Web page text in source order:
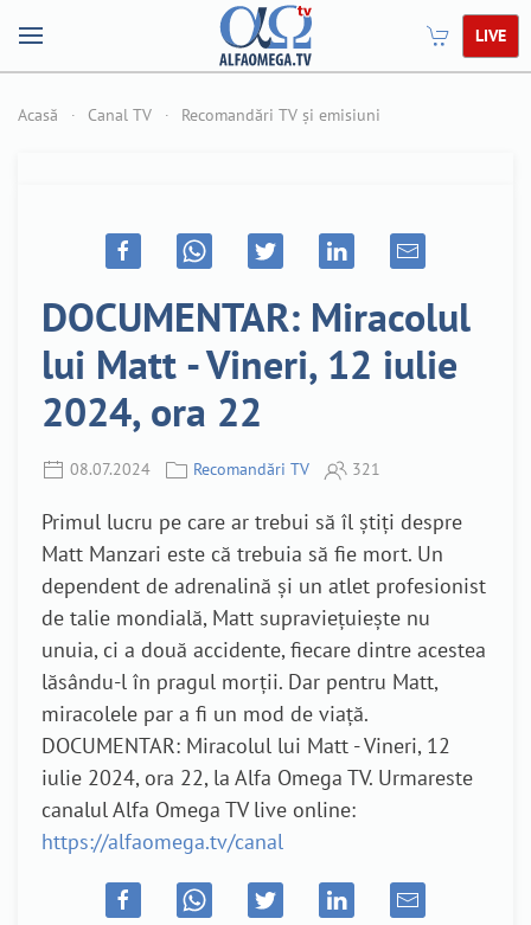
LIVE
Acasă Canal TV Recomandări TV și emisiuni
DOCUMENTAR: Miracolul
lui Matt - Vineri, 12 iulie
2024, ora 22
08.07.2024 Recomandări TV 321
Primul lucru pe care ar trebui să îl știți despre
Matt Manzari este că trebuia să fie mort. Un
dependent de adrenalină și un atlet profesionist
de talie mondială, Matt supraviețuiește nu
unuia, ci a două accidente, fiecare dintre acestea
lăsându-l în pragul morții. Dar pentru Matt,
miracolele par a fi un mod de viață.
DOCUMENTAR: Miracolul lui Matt - Vineri, 12
iulie 2024, ora 22, la Alfa Omega TV. Urmareste
canalul Alfa Omega TV live online:
https://alfaomega.tv/canal